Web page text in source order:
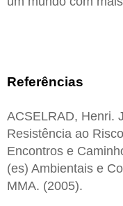
Referências
ACSELRAD, Henri.
Resistência ao
Encontros e
(es) Ambientais e
MMA. (2005).